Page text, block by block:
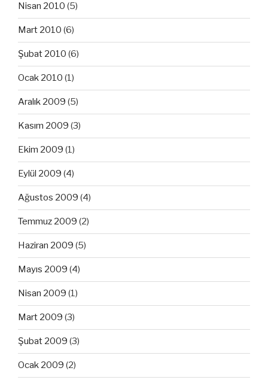
Nisan 2010 (5)
Mart 2010 (6)
Şubat 2010 (6)
Ocak 2010 (1)
Aralık 2009 (5)
Kasım 2009 (3)
Ekim 2009 (1)
Eylül 2009 (4)
Ağustos 2009 (4)
Temmuz 2009 (2)
Haziran 2009 (5)
Mayıs 2009 (4)
Nisan 2009 (1)
Mart 2009 (3)
Şubat 2009 (3)
Ocak 2009 (2)